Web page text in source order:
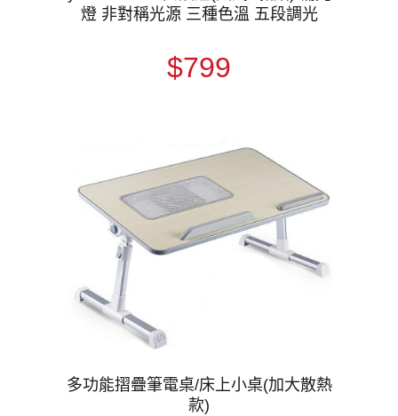
燈 非對稱光源 三種色溫 五段調光
$799
多功能摺疊筆電桌/床上小桌(加大散熱
款)